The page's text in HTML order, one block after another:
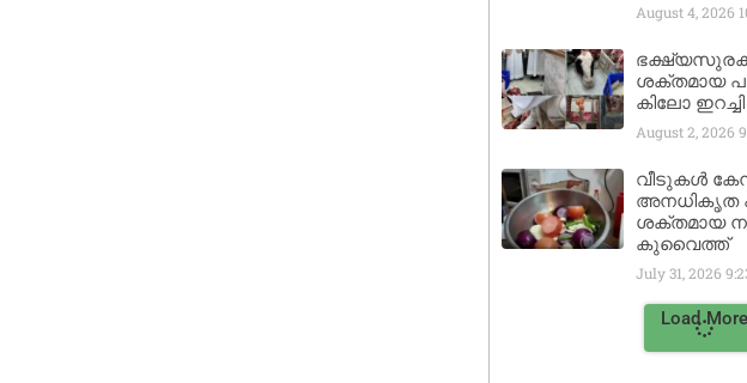
August 4, 2026
ശക്തമായ
കിലോ
August 2, 2026
വീടുകൾ
അനധികൃത
ശക്തമായ
കുവൈത്ത്
July 31, 2026
Load More